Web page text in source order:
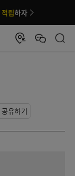
립하자
공유하기